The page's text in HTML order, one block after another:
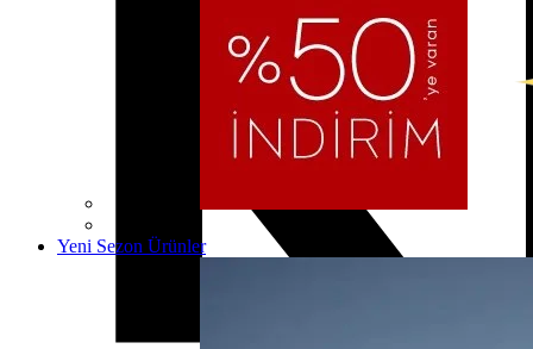
Yeni Sezon Ürünler